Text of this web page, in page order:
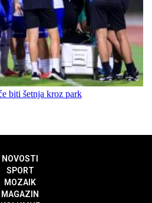
biti šetnja kroz park
NOVOSTI
SPORT
MOZAIK
MAGAZIN